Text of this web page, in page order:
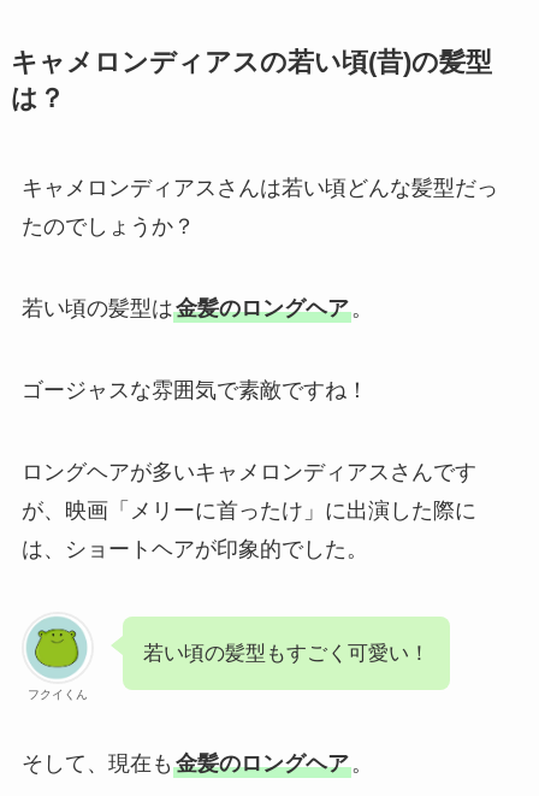
キャメロンディアスの若い頃(昔)の髪型
は？
キャメロンディアスさんは若い頃どんな髪型だっ
たのでしょうか？
若い頃の髪型は金髪のロングヘア。
ゴージャスな雰囲気で素敵ですね！
ロングヘアが多いキャメロンディアスさんです
が、映画「メリーに首ったけ」に出演した際に
は、ショートヘアが印象的でした。
フクイくん
若い頃の髪型もすごく可愛い！
そして、現在も 金髪のロングヘア。